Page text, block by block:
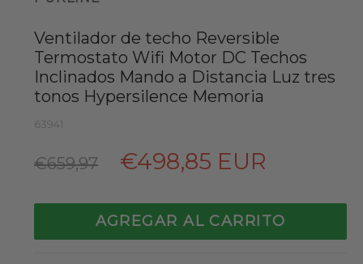
Ventilador de techo Reversible
Termostato Wifi Motor DC Techos
Inclinados Mando a Distancia Luz tres
tonos Hypersilence Memoria
63941
Precio
€659,97 €498,85 EUR
AGREGAR AL CARRITO